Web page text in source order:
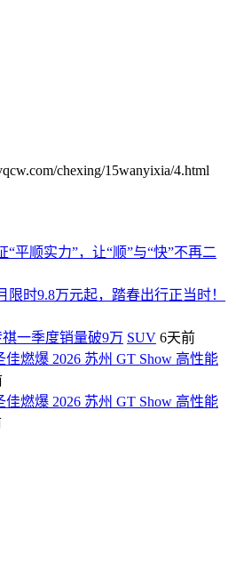
chexing/15wanyixia/4.html
平顺实力”，让“顺”与“快”不再二
时9.8万元起，踏春出行正当时！
一季度销量破9万 SUV 6天前
燃爆 2026 苏州 GT Show 高性能
燃爆 2026 苏州 GT Show 高性能